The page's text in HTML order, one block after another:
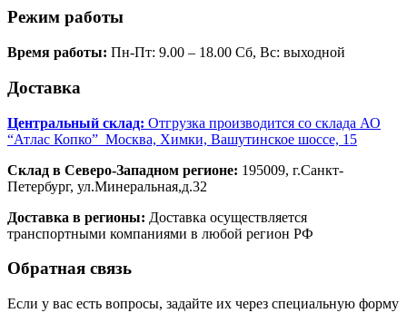
Режим работы
Время работы: Пн-Пт: 9.00 – 18.00 Сб, Вс: выходной
Доставка
Центральный склад: Отгрузка производится со склада АО
“Атлас Копко” Москва, Химки, Вашутинское шоссе, 15
Склад в Северо-Западном регионе: 195009, г.Санкт-
Петербург, ул.Минеральная,д.32
Доставка в регионы: Доставка осуществляется
транспортными компаниями в любой регион РФ
Обратная связь
Если у вас есть вопросы, задайте их через специальную форму